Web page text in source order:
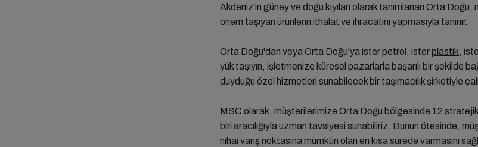
Akdeniz'in güney ve doğu kıyıları olarak tanımlanan Orta
önem taşıyan ürünlerin ithalat ve ihracatını yapmasıyla tanınır.
Orta Doğu'dan veya Orta Doğu'ya ister petrol, isterplastik,
yük taşıyın, işletmenize küresel pazarlarla başarılı bir şekilde
duyduğu özel hizmetleri sunabilecek bir taşımacılık şirketiyle
MSC olarak, müşterilerimize Orta Doğu bölgesinde 12
biri aracılığıyla uzman tavsiyesi sunabiliriz. Bunun ötesinde,
nihai varış noktasına mümkün olan en kısa sürede varmasını